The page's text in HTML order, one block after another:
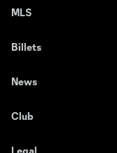
MLS
Billets
News
Club
Legal